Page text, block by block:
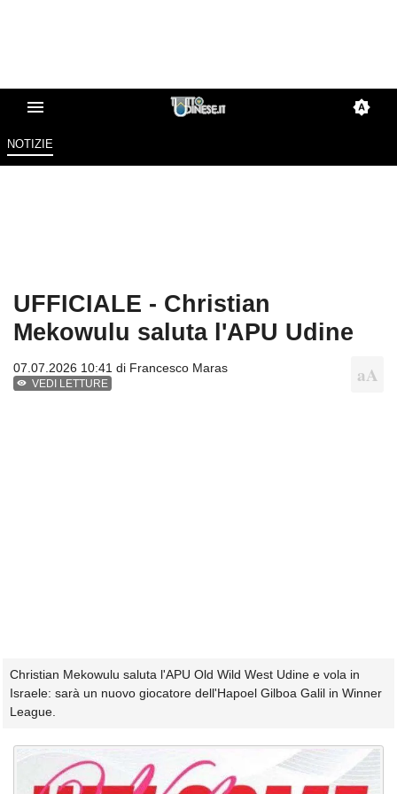
NOTIZIE
UFFICIALE - Christian
Mekowulu saluta l'APU Udine
07.07.2026 10:41 di Francesco Maras
VEDI LETTURE
Christian Mekowulu saluta l'APU Old Wild West Udine e vola in
Israele: sarà un nuovo giocatore dell'Hapoel Gilboa Galil in Winner
League.